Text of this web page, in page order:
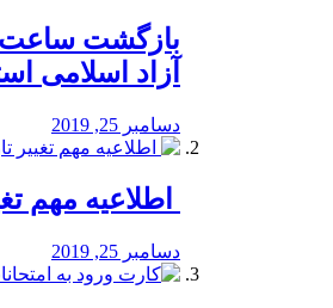
بازگشت ساعت
آزاد اسلامی
دسامبر 25, 2019
اطلاعیه مهم
دسامبر 25, 2019